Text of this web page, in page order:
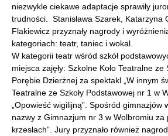
niezwykle ciekawe adaptacje sprawiły
trudności. Stanisława Szarek, Katarzyna
Flakiewicz przyznały nagrody i
kategoriach: teatr, taniec i wokal.
W kategorii teatr wśród szkół
miejsca zajęły: Szkolne Koło Teatralne ze
Porębie Dzierżnej za spektakl „W innym
Teatralne ze Szkoły Podstawowej nr 1 w
„Opowieść wigilijną”. Spośród gimnazjów
nazwy z Gimnazjum nr 3 w Wolbromiu za
krzesłach”. Jury przyznało również